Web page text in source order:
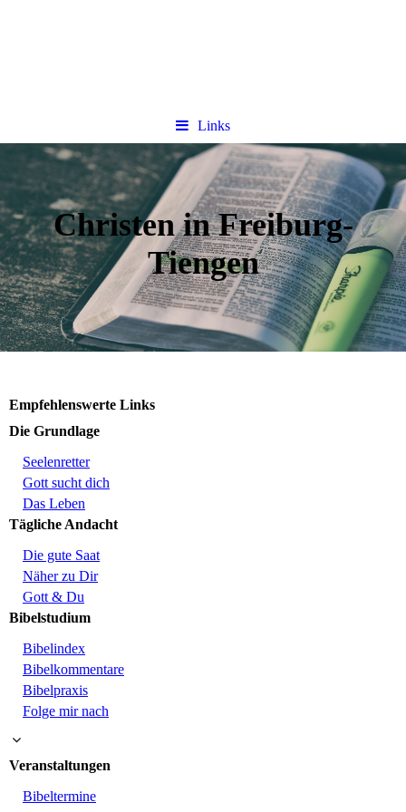
Links
Christen in Freiburg-
Tiengen
Empfehlenswerte Links
Die Grundlage
Seelenretter
Gott sucht dich
Das Leben
Tägliche Andacht
Die gute Saat
Näher zu Dir
Gott & Du
Bibelstudium
Bibelindex
Bibelkommentare
Bibelpraxis
Folge mir nach
Veranstaltungen
Bibeltermine